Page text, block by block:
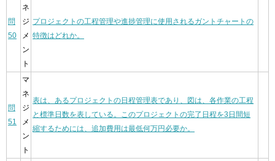
問
50
ネ
ジ
メ
ン
ト
プロジェクトの工程管理や進捗管理に使用されるガントチャートの
特徴はどれか。
問
51
マ
ネ
ジ
メ
ン
ト
表は、あるプロジェクトの日程管理表であり、図は、各作業の工程
と標準日数を表している。このプロジェクトの完了日程を3日間短
縮するためには、追加費用は最低何万円必要か。